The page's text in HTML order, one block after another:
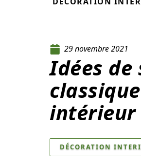
29 novembre 2021
Idées de
intérieur
DÉCORATION